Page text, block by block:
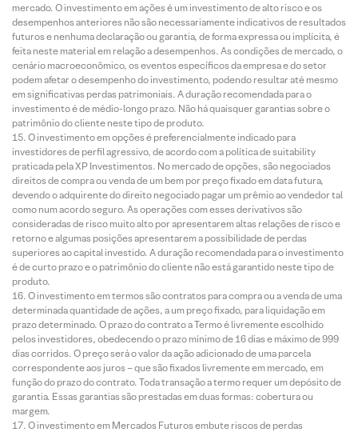
mercado. O investimento em ações é um investimento de alto risco e os
desempenhos anteriores não são necessariamente indicativos de resultados
futuros e nenhuma declaração ou garantia, de forma expressa ou implícita, é
feita neste material em relação a desempenhos. As condições de mercado, o
cenário macroeconômico, os eventos específicos da empresa e do setor
podem afetar o desempenho do investimento, podendo resultar até mesmo
em significativas perdas patrimoniais. A duração recomendada para o
investimento é de médio-longo prazo. Não há quaisquer garantias sobre o
patrimônio do cliente neste tipo de produto.
O investimento em opções é preferencialmente indicado para
investidores de perfil agressivo, de acordo com a política de suitability
praticada pela XP Investimentos. No mercado de opções, são negociados
direitos de compra ou venda de um bem por preço fixado em data futura,
devendo o adquirente do direito negociado pagar um prêmio ao vendedor tal
como num acordo seguro. As operações com esses derivativos são
consideradas de risco muito alto por apresentarem altas relações de risco e
retorno e algumas posições apresentarem a possibilidade de perdas
superiores ao capital investido. A duração recomendada para o investimento
é de curto prazo e o patrimônio do cliente não está garantido neste tipo de
produto.
O investimento em termos são contratos para compra ou a venda de uma
determinada quantidade de ações, a um preço fixado, para liquidação em
prazo determinado. O prazo do contrato a Termo é livremente escolhido
pelos investidores, obedecendo o prazo mínimo de 16 dias e máximo de 999
dias corridos. O preço será o valor da ação adicionado de uma parcela
correspondente aos juros – que são fixados livremente em mercado, em
função do prazo do contrato. Toda transação a termo requer um depósito de
garantia. Essas garantias são prestadas em duas formas: cobertura ou
margem.
O investimento em Mercados Futuros embute riscos de perdas